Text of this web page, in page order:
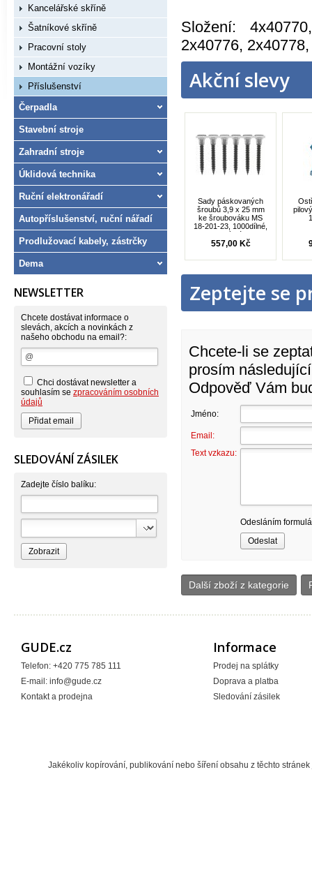
Složení:
2x40776,
Akční slevy
Sady páskovaných
šroubů 3,9 x 25 mm
ke šroubováku MS
18-201-23, 1000dílné,
jemný závit
557,00 Kč
Zeptejte se
Chcete-li se
prosím
Odpověď Vám
Jméno:
Email:
Text vzkazu:
Odesláním
Další zboží z kategorie
Kancelářské skříně
Šatníkové skříně
Pracovní stoly
Montážní vozíky
Příslušenství
Čerpadla
Stavební stroje
Zahradní stroje
Úklidová technika
Ruční elektronářadí
Autopříslušenství, ruční nářadí
Prodlužovací kabely, zástrčky
Dema
NEWSLETTER
Chcete dostávat informace o
slevách, akcích a novinkách z
našeho obchodu na email?:
Chci dostávat newsletter a
souhlasím se zpracováním osobních
údajů
SLEDOVÁNÍ ZÁSILEK
Zadejte číslo balíku:
GUDE.cz
Telefon: +420 775 785 111
E-mail: info@gude.cz
Kontakt a prodejna
Informace
Prodej na splátky
Doprava a platba
Sledování zásilek
Jakékoliv kopírování, publikování nebo šíření obsahu z těchto